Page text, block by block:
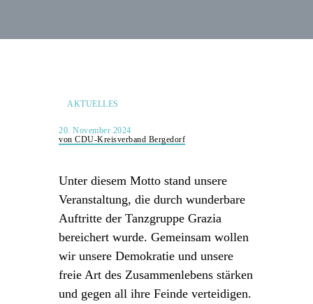
AKTUELLES
20. November 2024
von CDU-Kreisverband Bergedorf
Unter diesem Motto stand unsere
Veranstaltung, die durch wunderbare
Auftritte der Tanzgruppe Grazia
bereichert wurde. Gemeinsam wollen
wir unsere Demokratie und unsere
freie Art des Zusammenlebens stärken
und gegen all ihre Feinde verteidigen.